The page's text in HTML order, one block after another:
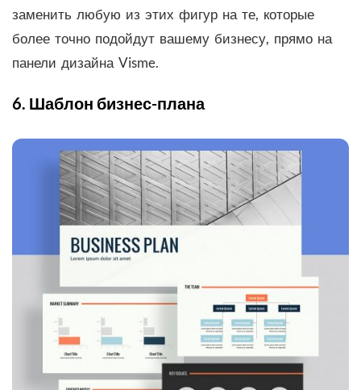
заменить любую из этих фигур на те, которые
более точно подойдут вашему бизнесу, прямо на
панели дизайна Visme.
6. Шаблон бизнес-плана